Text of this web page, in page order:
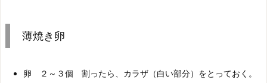
薄焼き卵
卵 ２～３個 割ったら、カラザ（白い部分）をとっておく。